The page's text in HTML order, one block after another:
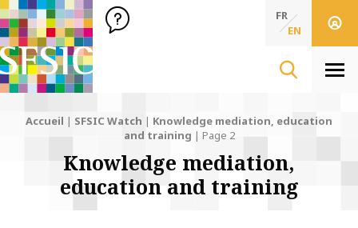
SFSIC Société Française des Sciences de l'Information & de
Société Française des Sciences de
FR
EN
Accueil | SFSIC Watch | Knowledge mediation, education
and training | Page 2
Knowledge mediation,
education and training